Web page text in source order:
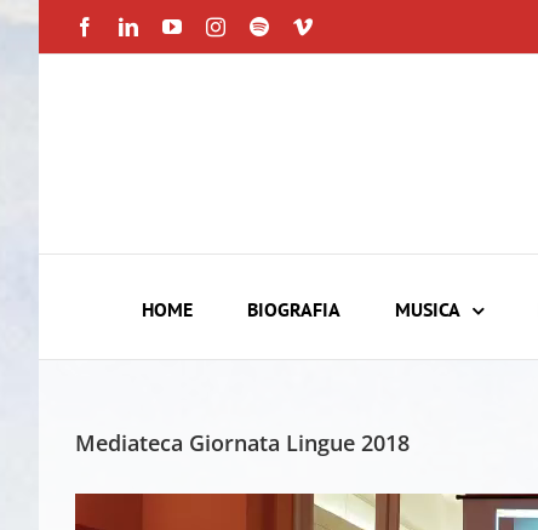
FacebookLinkedInYouTubeInstagram
SpotifyVimeo
HOME BIOGRAFIA MUSICA
Mediateca Giornata Lingue 2018